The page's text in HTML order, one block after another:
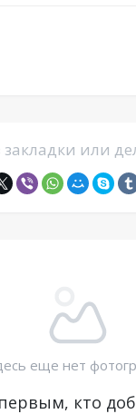
или
еще нет
кто